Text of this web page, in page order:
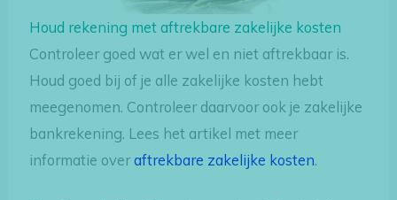
Houd rekening met aftrekbare zakelijke kosten
Controleer goed wat er wel en niet aftrekbaar is.
Houd goed bij of je alle zakelijke kosten hebt
meegenomen. Controleer daarvoor ook je zakelijke
bankrekening. Lees het artikel met meer
informatie overaftrekbare zakelijke kosten.